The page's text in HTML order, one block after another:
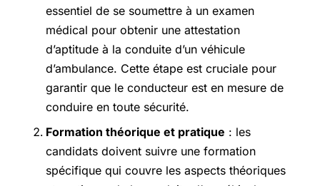
essentiel de se soumettre à un examen
médical pour obtenir une attestation
d’aptitude à la conduite d’un véhicule
d’ambulance. Cette étape est cruciale pour
garantir que le conducteur est en mesure de
conduire en toute sécurité.
Formation théorique et pratique : les
candidats doivent suivre une formation
spécifique qui couvre les aspects théoriques